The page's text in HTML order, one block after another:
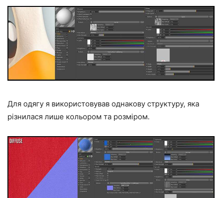
Для одягу я використовував однакову структуру, яка
різнилася лише кольором та розміром.